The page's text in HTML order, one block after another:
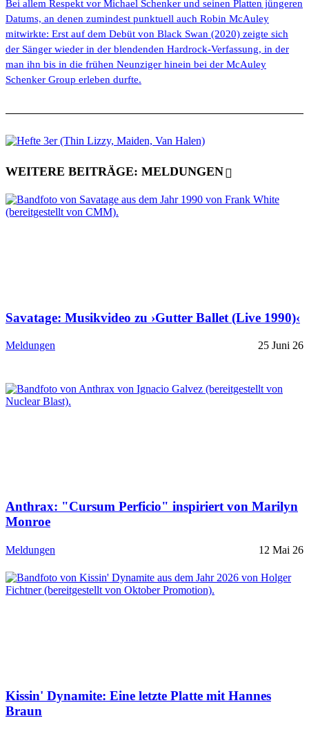
Bei allem Respekt vor Michael Schenker und seinen Platten jüngeren
Datums, an denen zumindest punktuell auch Robin McAuley
mitwirkte: Erst auf dem Debüt von Black Swan (2020) zeigte sich
der Sänger wieder in der blendenden Hardrock-Verfassung, in der
man ihn bis in die frühen Neunziger hinein bei der McAuley
Schenker Group erleben durfte.
WEITERE BEITRÄGE: MELDUNGEN
Savatage: Musikvideo zu ›Gutter Ballet (Live 1990)‹
Meldungen 25 Juni 26
Anthrax: "Cursum Perficio" inspiriert von Marilyn
Monroe
Meldungen 12 Mai 26
Kissin' Dynamite: Eine letzte Platte mit Hannes
Braun